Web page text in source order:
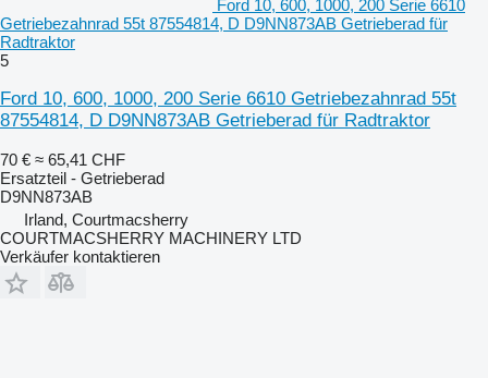
Ford 10, 600, 1000, 200 Serie 6610
Getriebezahnrad 55t 87554814, D D9NN873AB Getrieberad für
Radtraktor
5
Ford 10, 600, 1000, 200 Serie 6610 Getriebezahnrad 55t
87554814, D D9NN873AB Getrieberad für Radtraktor
70 € ≈ 65,41 CHF
Ersatzteil - Getrieberad
D9NN873AB
Irland, Courtmacsherry
COURTMACSHERRY MACHINERY LTD
Verkäufer kontaktieren